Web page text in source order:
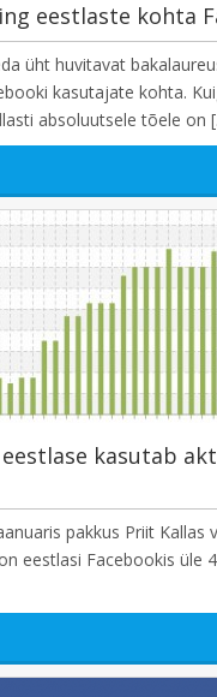
eestlaste kohta
üht huvitavat
kasutajate kohta.
absoluutsele tõele on
eestlase kasutab
pakkus Priit Kallas
eestlasi Facebookis üle